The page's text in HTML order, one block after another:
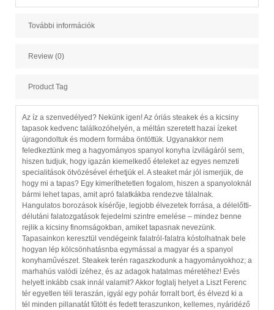
További információk
Review (0)
Product Tag
Az íz a szenvedélyed? Nekünk igen! Az óriás steakek és a kicsiny
tapasok kedvenc találkozóhelyén, a méltán szeretett hazai ízeket
újragondoltuk és modern formába öntöttük. Ugyanakkor nem
feledkeztünk meg a hagyományos spanyol konyha ízvilágáról sem,
hiszen tudjuk, hogy igazán kiemelkedő ételeket az egyes nemzeti
specialitások ötvözésével érhetjük el. A steaket már jól ismerjük, de
hogy mi a tapas? Egy kimeríthetetlen fogalom, hiszen a spanyoloknál
bármi lehet tapas, amit apró falatkákba rendezve tálalnak.
Hangulatos borozások kísérője, legjobb élvezetek forrása, a délelőtti-
délutáni falatozgatások fejedelmi szintre emelése – mindez benne
rejlik a kicsiny finomságokban, amiket tapasnak nevezünk.
Tapasainkon keresztül vendégeink falatról-falatra kóstolhatnak bele
hogyan lép kölcsönhatásnba egymással a magyar és a spanyol
konyhaművészet. Steakek terén ragaszkodunk a hagyományokhoz; a
marhahús valódi ízéhez, és az adagok hatalmas méretéhez! Evés
helyett inkább csak innál valamit? Akkor foglalj helyet a Liszt Ferenc
tér egyetlen téli teraszán, igyál egy pohár forralt bort, és élvezd ki a
tél minden pillanatát fűtött és fedett teraszunkon, kellemes, nyáridéző